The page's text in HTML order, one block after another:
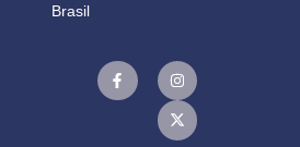
Brasil